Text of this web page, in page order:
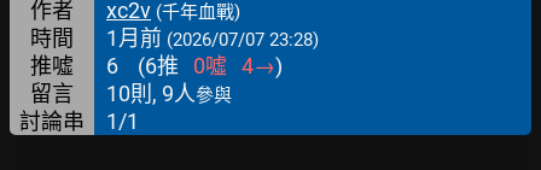
作者 xc2v (千年血戰)
時間 1月前 (2026/07/07 23:28)
推噓 6 (6推 0噓 4→)
留言
10則, 9人參與
討論串 1/1